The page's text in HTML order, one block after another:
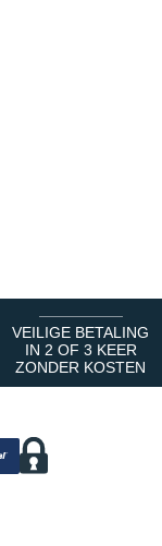
VEILIGE BETALING
IN 2 OF 3 KEER
ZONDER KOSTEN